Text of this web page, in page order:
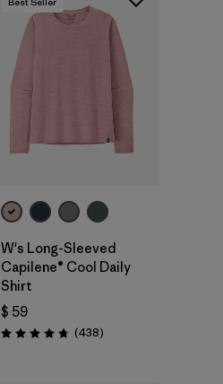
W's Long-Sleeved
Capilene® Cool Daily
Shirt
$ 59
Valoración: 4.7 / 5
(438Comentarios
)